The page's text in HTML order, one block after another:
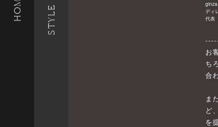
HOME
ginza
ディ
代表
お
ち
合
ま
ど
を